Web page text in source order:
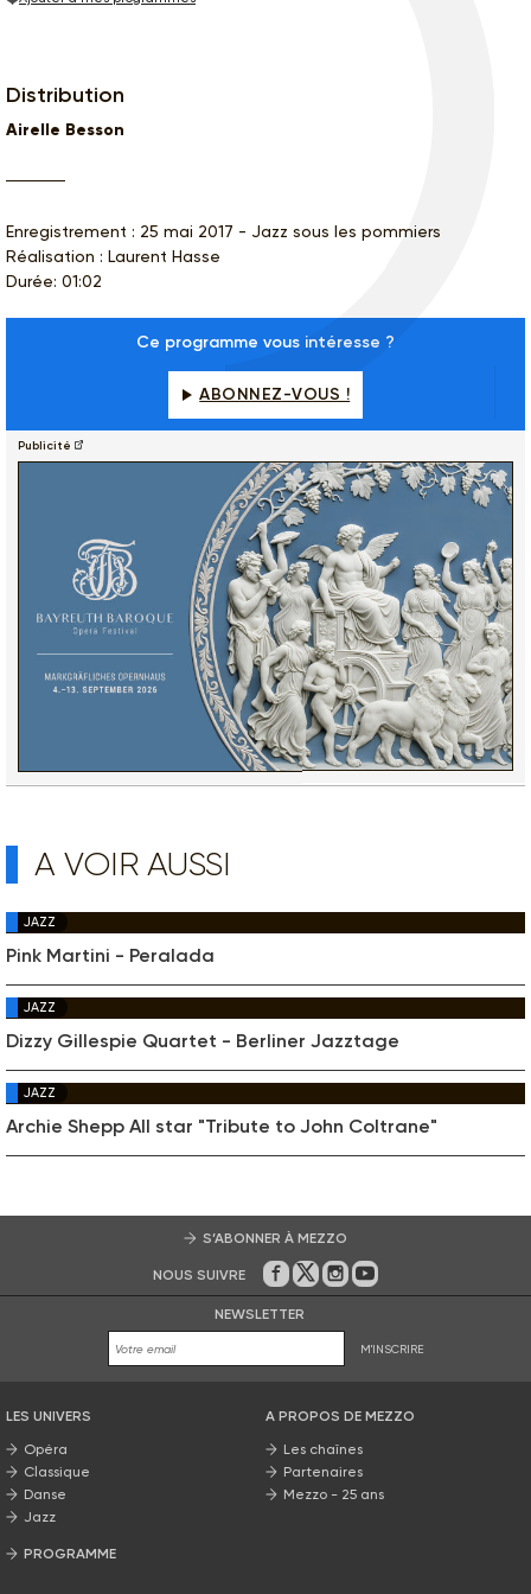
Distribution
Airelle Besson
Enregistrement : 25 mai 2017 - Jazz sous les pommiers
Réalisation : Laurent Hasse
Durée: 01:02
Ce programme vous intéresse ?
ABONNEZ-VOUS !
Publicité
A VOIR AUSSI
JAZZ
Pink Martini - Peralada
JAZZ
Dizzy Gillespie Quartet - Berliner Jazztage
JAZZ
Archie Shepp All star "Tribute to John Coltrane"
S’ABONNER À MEZZO
NOUS SUIVRE Sur Facebook
Sur Twitter
Sur Instagram
Sur Youtube
NEWSLETTER
M'INSCRIRE
LES UNIVERS
Opéra
Classique
Danse
Jazz
PROGRAMME
A PROPOS DE MEZZO
Les chaînes
Partenaires
Mezzo - 25 ans